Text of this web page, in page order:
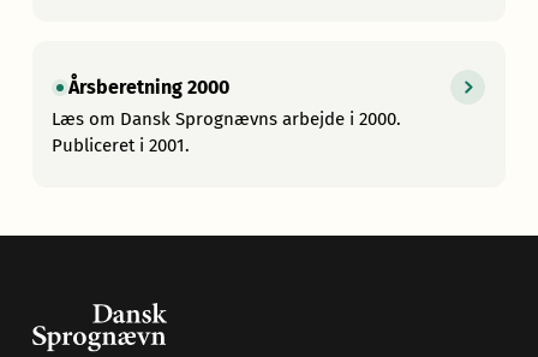
Årsberetning 2000
Læs om Dansk Sprognævns arbejde i 2000.
Publiceret i 2001.